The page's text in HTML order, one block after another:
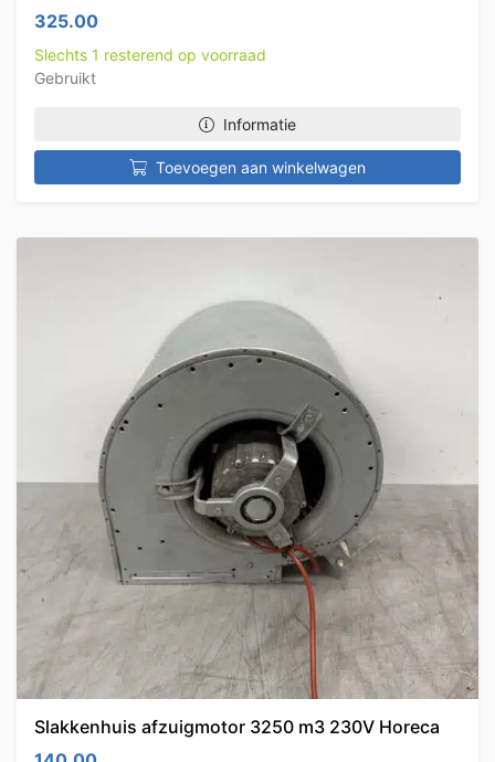
325.00
Slechts 1 resterend op voorraad
Gebruikt
Informatie
Toevoegen aan winkelwagen
Slakkenhuis afzuigmotor 3250 m3 230V Horeca